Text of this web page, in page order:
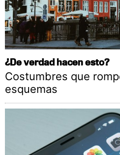
¿De verdad hacen esto?
Costumbres que
esquemas